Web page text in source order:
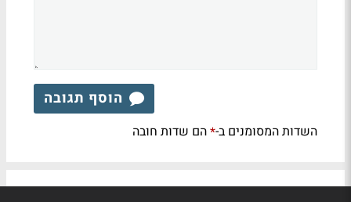
הוסף תגובה
השדות המסומנים ב-*הם שדות חובה